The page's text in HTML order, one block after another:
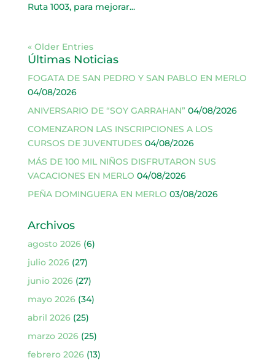
Ruta 1003, para mejorar...
« Older Entries
Últimas Noticias
FOGATA DE SAN PEDRO Y SAN PABLO EN MERLO
04/08/2026
ANIVERSARIO DE “SOY GARRAHAN” 04/08/2026
COMENZARON LAS INSCRIPCIONES A LOS
CURSOS DE JUVENTUDES 04/08/2026
MÁS DE 100 MIL NIÑOS DISFRUTARON SUS
VACACIONES EN MERLO 04/08/2026
PEÑA DOMINGUERA EN MERLO 03/08/2026
Archivos
agosto 2026(6)
julio 2026(27)
junio 2026(27)
mayo 2026(34)
abril 2026(25)
marzo 2026(25)
febrero 2026(13)